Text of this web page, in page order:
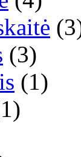
(3)
(1)